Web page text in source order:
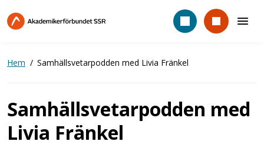
till
Hem Samhällsvetarpodden med Livia Fränkel
Samhällsvetarpodden med
Livia Fränkel